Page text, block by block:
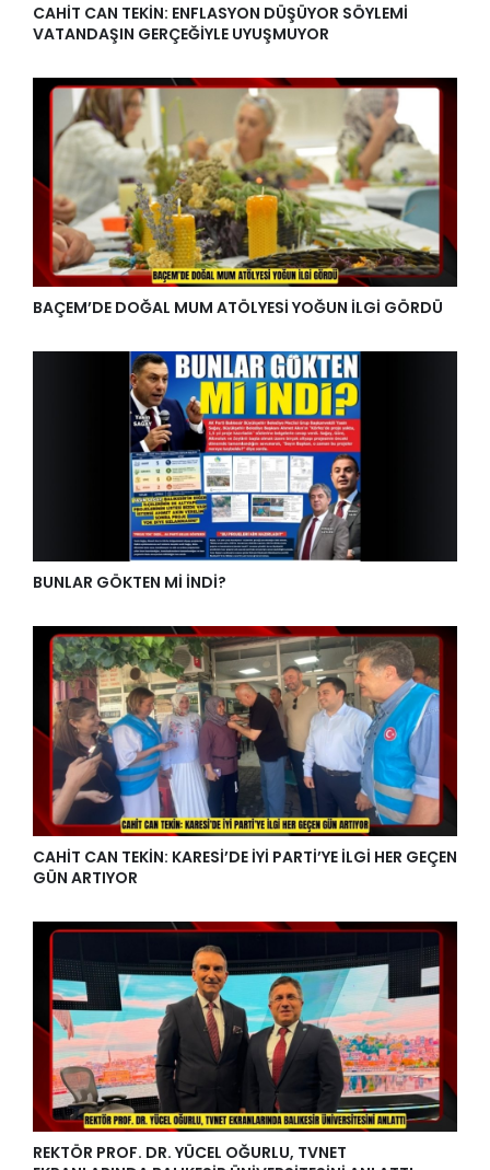
CAHİT CAN TEKİN: ENFLASYON DÜŞÜYOR SÖYLEMİ
VATANDAŞIN GERÇEĞİYLE UYUŞMUYOR
BAÇEM’DE DOĞAL MUM ATÖLYESİ YOĞUN İLGİ GÖRDÜ
BUNLAR GÖKTEN Mİ İNDİ?
CAHİT CAN TEKİN: KARESİ’DE İYİ PARTİ’YE İLGİ HER GEÇEN
GÜN ARTIYOR
REKTÖR PROF. DR. YÜCEL OĞURLU, TVNET